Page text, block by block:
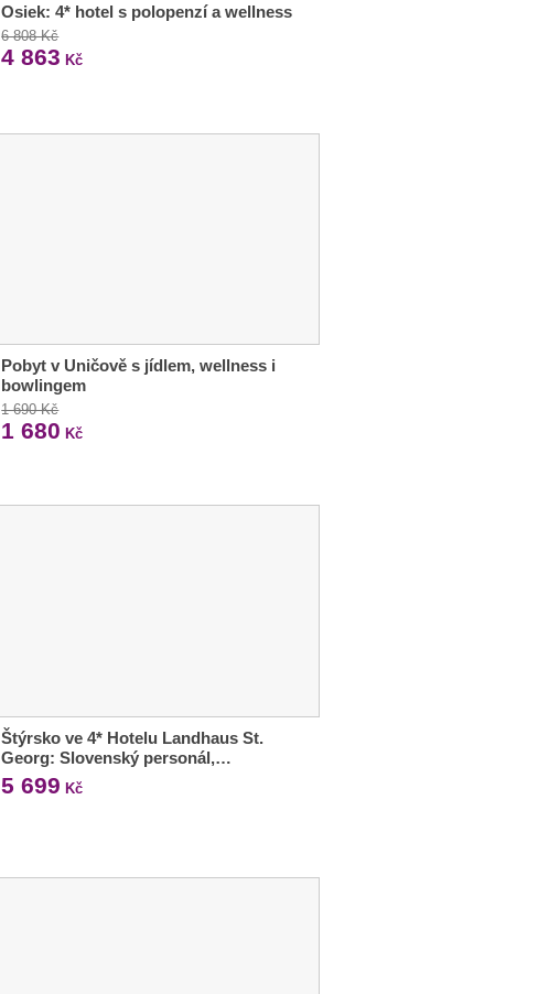
Osiek: 4* hotel s polopenzí a wellness
6 808 Kč
4 863 Kč
Pobyt v Uničově s jídlem, wellness i
bowlingem
1 690 Kč
1 680 Kč
Štýrsko ve 4* Hotelu Landhaus St.
Georg: Slovenský personál,…
5 699 Kč